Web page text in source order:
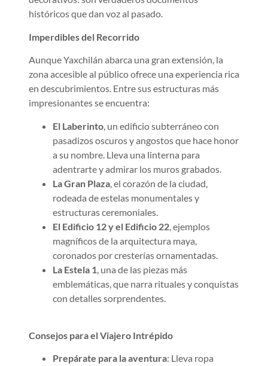
históricos que dan voz al pasado.
Imperdibles del Recorrido
Aunque Yaxchilán abarca una gran extensión, la
zona accesible al público ofrece una experiencia rica
en descubrimientos. Entre sus estructuras más
impresionantes se encuentra:
El Laberinto , un edificio subterráneo con
pasadizos oscuros y angostos que hace honor
a su nombre. Lleva una linterna para
adentrarte y admirar los muros grabados.
La Gran Plaza , el corazón de la ciudad,
rodeada de estelas monumentales y
estructuras ceremoniales.
El Edificio 12 y el Edificio 22 , ejemplos
magníficos de la arquitectura maya,
coronados por cresterías ornamentadas.
La Estela 1 , una de las piezas más
emblemáticas, que narra rituales y conquistas
con detalles sorprendentes.
Consejos para el Viajero Intrépido
Prepárate para la aventura: Lleva ropa